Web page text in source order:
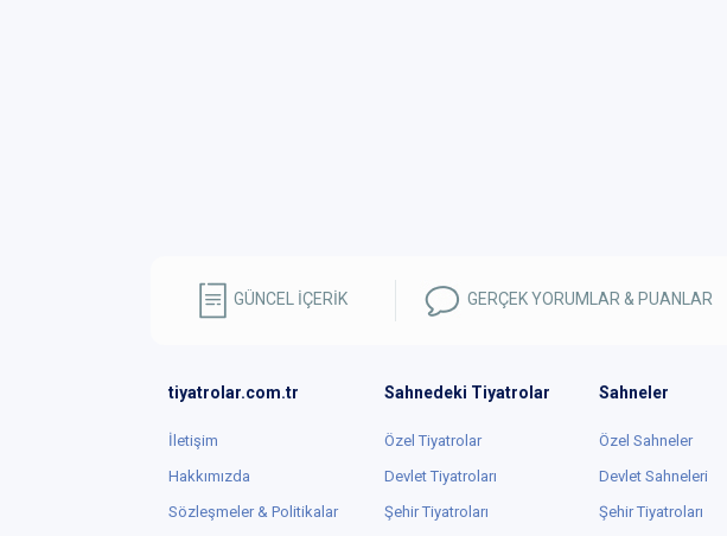
GÜNCEL İÇERİK GERÇEK YORUMLAR & PUANLAR
tiyatrolar.com.tr
İletişim
Hakkımızda
Sözleşmeler & Politikalar
Sahnedeki Tiyatrolar
Özel Tiyatrolar
Devlet Tiyatroları
Şehir Tiyatroları
Sahneler
Özel Sahneler
Devlet Sahneleri
Şehir Tiyatroları